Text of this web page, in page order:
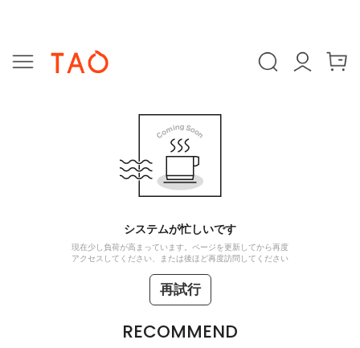
システムが忙しいです
現在少し負荷が高まっています。ページを更新してから再度
アクセスしてください、または後ほど再度訪問してください
再試行
RECOMMEND